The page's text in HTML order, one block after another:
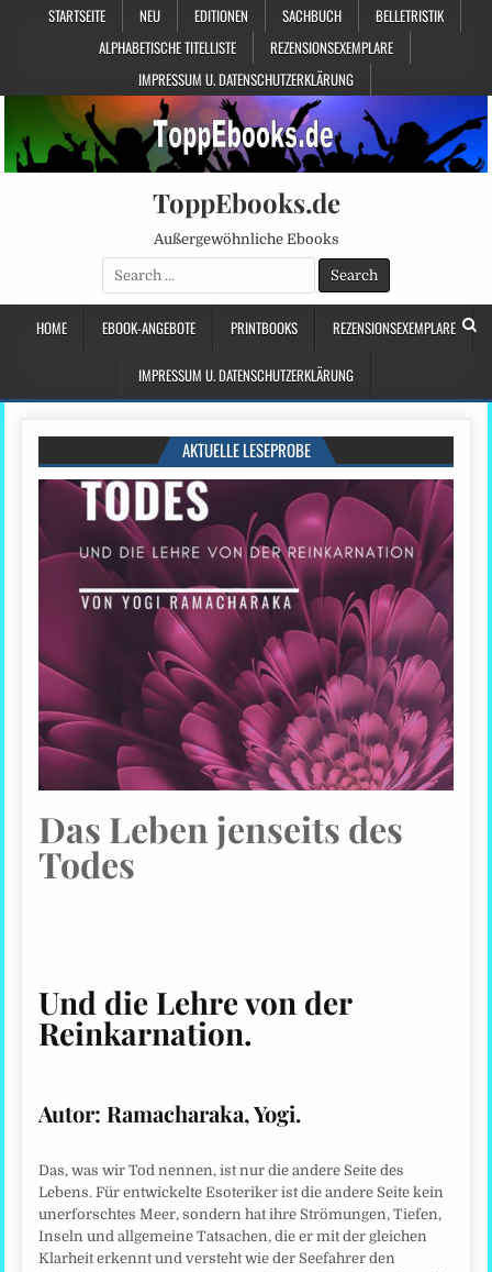
STARTSEITE NEU EDITIONEN SACHBUCH
BELLETRISTIK
ALPHABETISCHE TITELLISTE
REZENSIONSEXEMPLARE
IMPRESSUM U. DATENSCHUTZERKLÄRUNG
ToppEbooks.de
Außergewöhnliche Ebooks
Search
for:
HOME EBOOK-ANGEBOTE PRINTBOOKS REZENSIONSEXEMPLARE
IMPRESSUM U. DATENSCHUTZERKLÄRUNG
AKTUELLE LESEPROBE
Das Leben jenseits des
Todes
Und die Lehre von der
Reinkarnation.
Autor: Ramacharaka, Yogi.
Das, was wir Tod nennen, ist nur die andere Seite des
Lebens. Für entwickelte Esoteriker ist die andere Seite kein
unerforschtes Meer, sondern hat ihre Strömungen, Tiefen,
Inseln und allgemeine Tatsachen, die er mit der gleichen
Klarheit erkennt und versteht wie der Seefahrer den